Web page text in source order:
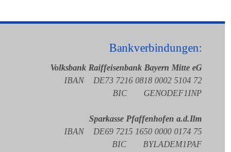
Bankverbindungen:
Volksbank Raiffeisenbank Bayern Mitte eG
IBAN DE73 7216 0818 0002 5104 72
BIC GENODEF1INP
Sparkasse Pfaffenhofen a.d.Ilm
IBAN DE69 7215 1650 0000 0174 75
BIC BYLADEM1PAF